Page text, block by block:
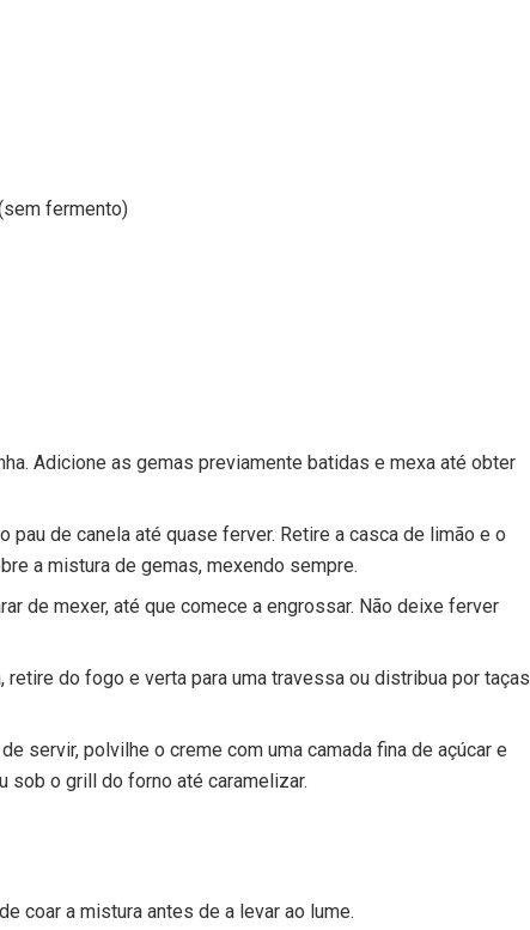
fermento)
Adicione as gemas previamente batidas e mexa até obter
pau de canela até quase ferver. Retire a casca de limão e o
a mistura de gemas, mexendo sempre.
de mexer, até que comece a engrossar. Não deixe ferver
retire do fogo e verta para uma travessa ou distribua por taças
servir, polvilhe o creme com uma camada fina de açúcar e
sob o grill do forno até caramelizar.
coar a mistura antes de a levar ao lume.